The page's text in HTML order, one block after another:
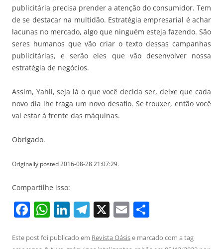
publicitária precisa prender a atenção do consumidor. Tem
de se destacar na multidão. Estratégia empresarial é achar
lacunas no mercado, algo que ninguém esteja fazendo. São
seres humanos que vão criar o texto dessas campanhas
publicitárias, e serão eles que vão desenvolver nossa
estratégia de negócios.
Assim, Yahli, seja lá o que você decida ser, deixe que cada
novo dia lhe traga um novo desafio. Se trouxer, então você
vai estar à frente das máquinas.
Obrigado.
Originally posted 2016-08-28 21:07:29.
Compartilhe isso:
F
c
W
at
Li
k
T
e
X E
ai ar
Este post foi publicado em Revista Oásise marcado com a tag